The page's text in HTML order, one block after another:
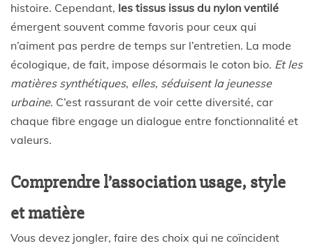
histoire. Cependant, les tissus issus du nylon ventilé
émergent souvent comme favoris pour ceux qui
n’aiment pas perdre de temps sur l’entretien. La mode
écologique, de fait, impose désormais le coton bio. Et les
matières synthétiques, elles, séduisent la jeunesse
urbaine. C’est rassurant de voir cette diversité, car
chaque fibre engage un dialogue entre fonctionnalité et
valeurs.
Comprendre l’association usage, style
et matière
Vous devez jongler, faire des choix qui ne coïncident